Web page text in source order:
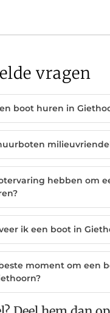
vragen
boot huren in
hebben om
ik een boot in
moment om een